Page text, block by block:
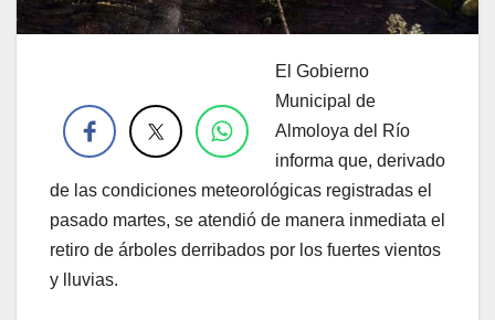
El Gobierno
Municipal de
Almoloya del Río
informa que, derivado
de las condiciones meteorológicas registradas el
pasado martes, se atendió de manera inmediata el
retiro de árboles derribados por los fuertes vientos
y lluvias.